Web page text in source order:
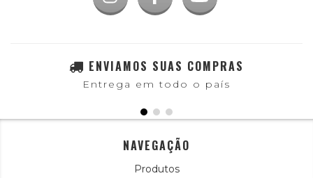
ENVIAMOS SUAS COMPRAS
Entrega em todo o país
NAVEGAÇÃO
Produtos